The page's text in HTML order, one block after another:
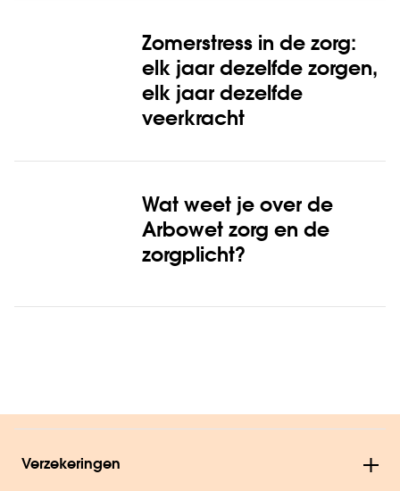
Zomerstress in de zorg:
elk jaar dezelfde zorgen,
elk jaar dezelfde
veerkracht
Wat weet je over de
Arbowet zorg en de
zorgplicht?
Verzekeringen